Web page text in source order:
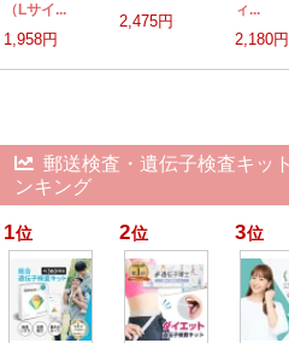
（Lサイ...
1,958円
2,475円
ィ...
2,180円
郵送検査・遺伝子検査キッ
ンキング
1位 2位 3位